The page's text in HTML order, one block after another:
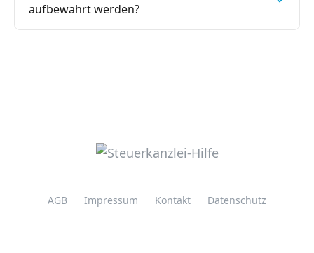
aufbewahrt werden?
AGB Impressum Kontakt Datenschutz